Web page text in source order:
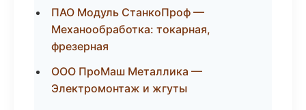
ПАО Модуль СтанкоПроф —
Механообработка: токарная,
фрезерная
ООО ПроМаш Металлика —
Электромонтаж и жгуты